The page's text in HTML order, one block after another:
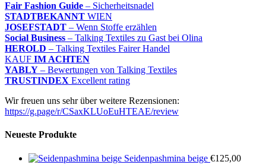
Fair Fashion Guide – Sicherheitsnadel
STADTBEKANNT WIEN
JOSEFSTADT – Wenn Stoffe erzählen
Social Business – Talking Textiles zu Gast bei Olina
HEROLD – Talking Textiles Fairer Handel
KAUF IM ACHTEN
YABLY – Bewertungen von Talking Textiles
TRUSTINDEX Excellent rating
Wir freuen uns sehr über weitere Rezensionen:
https://g.page/r/CSaxKLUoEuHTEAE/review
Neueste Produkte
Seidenpashmina beige €125,00